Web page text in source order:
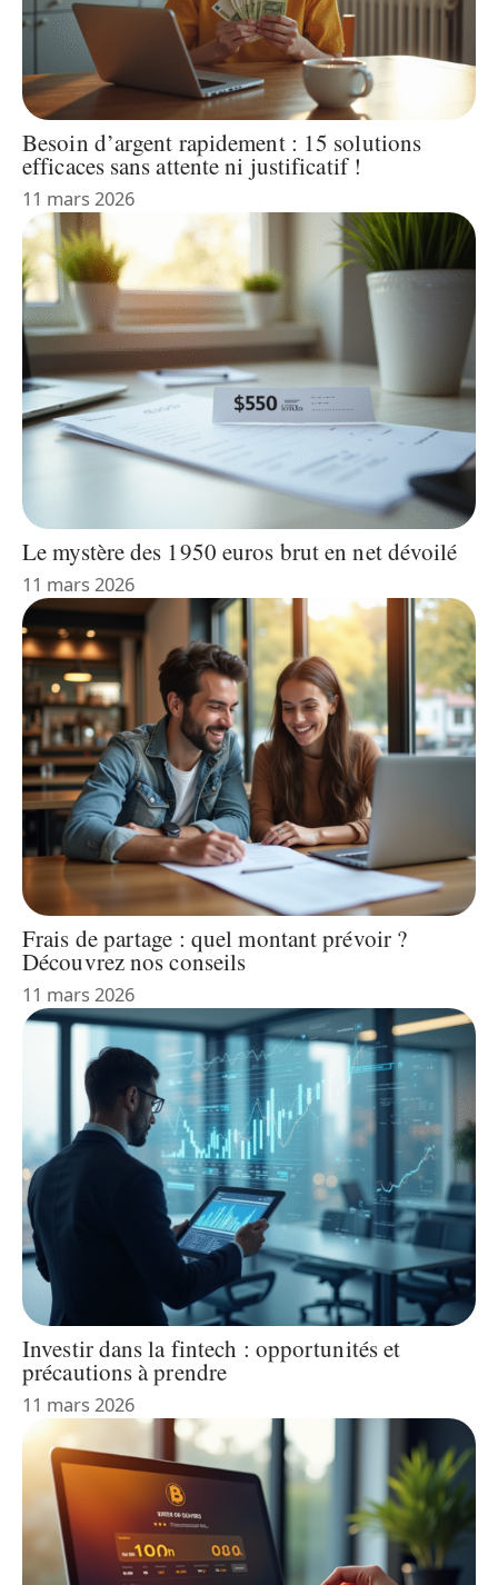
Besoin d’argent rapidement : 15 solutions
efficaces sans attente ni justificatif !
11 mars 2026
Le mystère des 1950 euros brut en net dévoilé
11 mars 2026
Frais de partage : quel montant prévoir ?
Découvrez nos conseils
11 mars 2026
Investir dans la fintech : opportunités et
précautions à prendre
11 mars 2026